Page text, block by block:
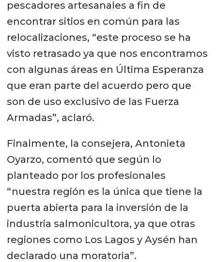
pescadores artesanales a fin de
encontrar sitios en común para las
relocalizaciones, “este proceso se ha
visto retrasado ya que nos encontramos
con algunas áreas en Última Esperanza
que eran parte del acuerdo pero que
son de uso exclusivo de las Fuerza
Armadas”, aclaró.
Finalmente, la consejera, Antonieta
Oyarzo, comentó que según lo
planteado por los profesionales
“nuestra región es la única que tiene la
puerta abierta para la inversión de la
industria salmonicultora, ya que otras
regiones como Los Lagos y Aysén han
declarado una moratoria”.